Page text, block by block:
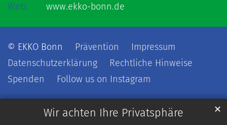
Wir achten Ihre Privatsphäre ✕
Web:
www.ekko-bonn.de
© EKKO Bonn Prävention
Impressum
Datenschutzerklärung
Rechtliche Hinweise
Spenden
Follow us on Instagram